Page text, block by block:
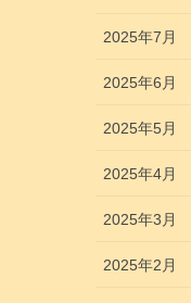
2025年7月
2025年6月
2025年5月
2025年4月
2025年3月
2025年2月